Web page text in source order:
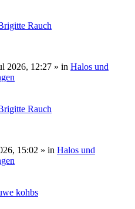
Rauch
2026, 12:27 » in Halos und
Rauch
15:02 » in Halos und
kohbs